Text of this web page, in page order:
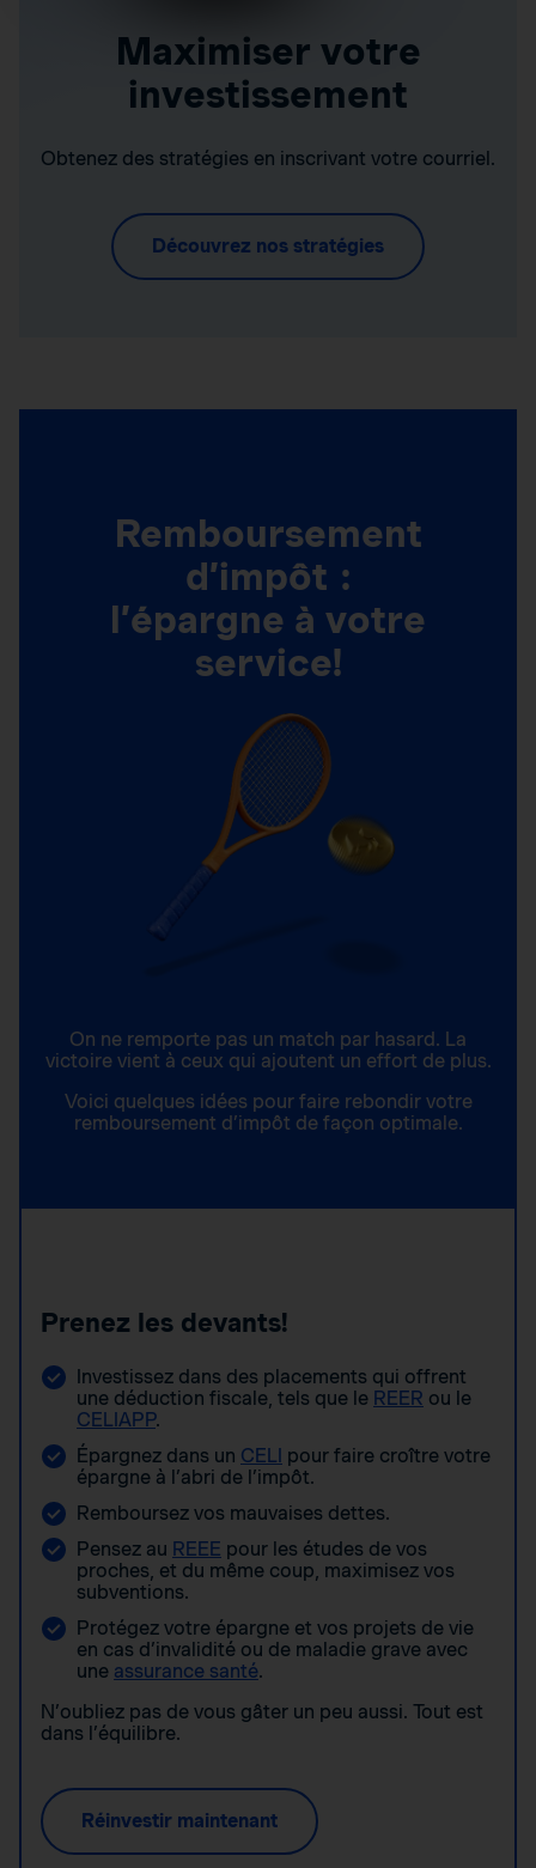
Maximiser votre
investissement
Obtenez des stratégies en inscrivant votre courriel.
Découvrez nos stratégies
Remboursement
d’impôt :
l’épargne à votre
service!
On ne remporte pas un match par hasard. La
victoire vient à ceux qui ajoutent un effort de plus.
Voici quelques idées pour faire rebondir votre
remboursement d’impôt de façon optimale.
Prenez les devants!
Investissez dans des placements qui offrent
une déduction fiscale, tels que le REER ou le
CELIAPP.
Épargnez dans un CELI pour faire croître votre
épargne à l’abri de l’impôt.
Remboursez vos mauvaises dettes.
Pensez au REEE pour les études de vos
proches, et du même coup, maximisez vos
subventions.
Protégez votre épargne et vos projets de vie
en cas d’invalidité ou de maladie grave avec
une assurance santé.
N’oubliez pas de vous gâter un peu aussi. Tout est
dans l’équilibre.
Réinvestir maintenant